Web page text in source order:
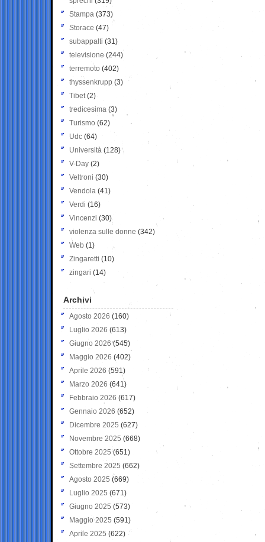
Stampa (373)
Storace (47)
subappalti (31)
televisione(244)
terremoto (402)
thyssenkrupp (3)
Tibet(2)
tredicesima (3)
Turismo (62)
Udc (64)
Università (128)
V-Day (2)
Veltroni (30)
Vendola (41)
Verdi (16)
Vincenzi (30)
violenza sulle donne (342)
Web (1)
Zingaretti (10)
zingari (14)
Archivi
Agosto 2026 (160)
Luglio 2026 (613)
Giugno 2026 (545)
Maggio 2026 (402)
Aprile 2026 (591)
Marzo 2026 (641)
Febbraio 2026 (617)
Gennaio 2026 (652)
Dicembre 2025 (627)
Novembre 2025 (668)
Ottobre 2025 (651)
Settembre 2025 (662)
Agosto 2025 (669)
Luglio 2025 (671)
Giugno 2025 (573)
Maggio 2025 (591)
Aprile 2025 (622)